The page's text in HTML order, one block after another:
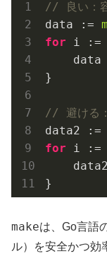
// 良い：
data :=
for i :=
data
}
// 避ける：
data2 :=
for i :=
makeは、Go言語
ル）を安全かつ効